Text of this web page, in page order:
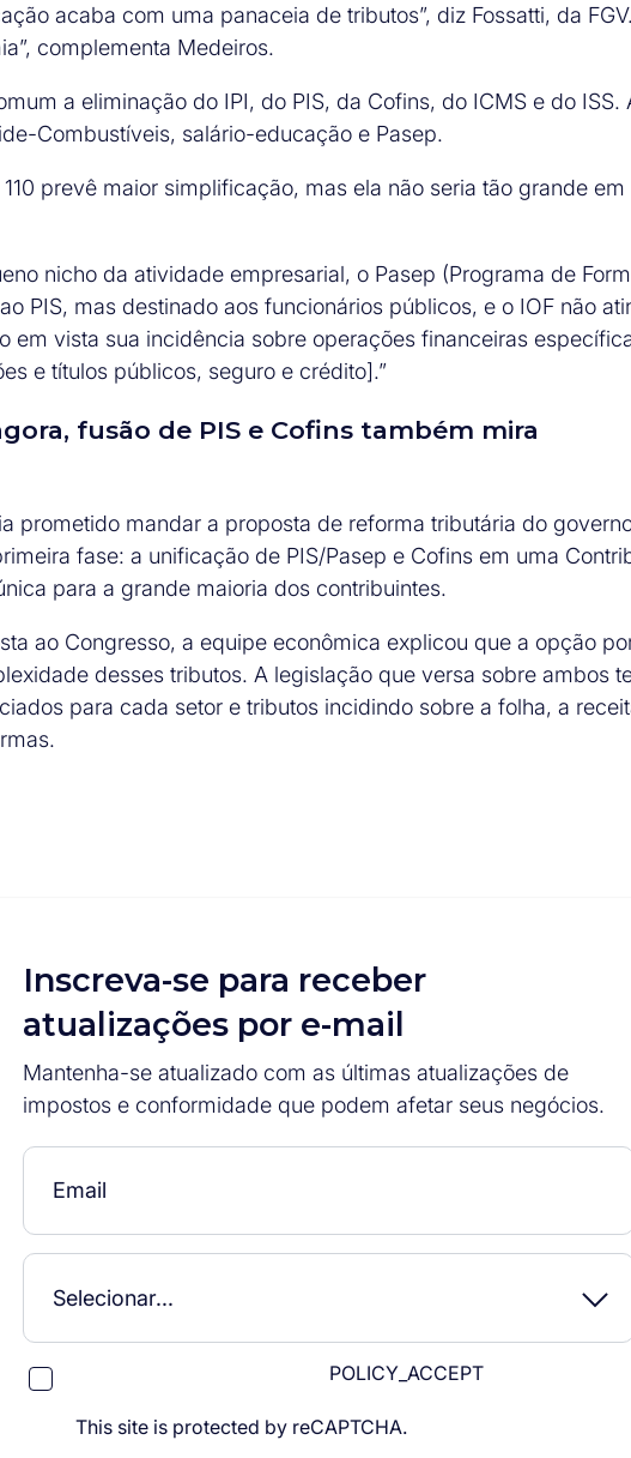
acaba com uma panaceia de tributos”, diz Fossatti, da
complementa Medeiros.
a eliminação do IPI, do PIS, da Cofins, do ICMS e do ISS.
Combustíveis, salário-educação e Pasep.
prevê maior simplificação, mas ela não seria tão grande em
nicho da atividade empresarial, o Pasep (Programa de
PIS, mas destinado aos funcionários públicos, e o IOF não
em vista sua incidência sobre operações financeiras
e títulos públicos, seguro e crédito].”
fusão de PIS e Cofins também mira
prometido mandar a proposta de reforma tributária do
fase: a unificação de PIS/Pasep e Cofins em uma
para a grande maioria dos contribuintes.
ao Congresso, a equipe econômica explicou que a opção
desses tributos. A legislação que versa sobre ambos
para cada setor e tributos incidindo sobre a folha, a
Inscreva-se para receber
atualizações por e-mail
Mantenha-se atualizado com as últimas atualizações de
impostos e conformidade que podem afetar seus negócios.
POLICY_ACCEPT
This site is protected by reCAPTCHA.